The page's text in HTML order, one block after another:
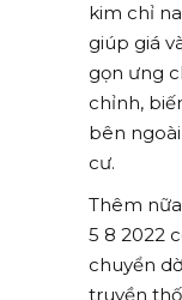
kim chỉ
giúp giá
gọn ưng
chỉnh,
bên
cư.
Thêm
5 8 2022
chuyển
truyền